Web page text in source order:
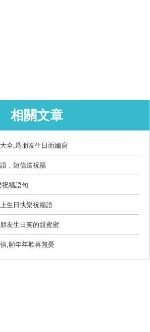
相關文章
全,爲朋友生日而編寫
，短信送祝福
福語句
生日快樂祝福語
友生日笑的甜蜜蜜
,願年年歡喜無憂